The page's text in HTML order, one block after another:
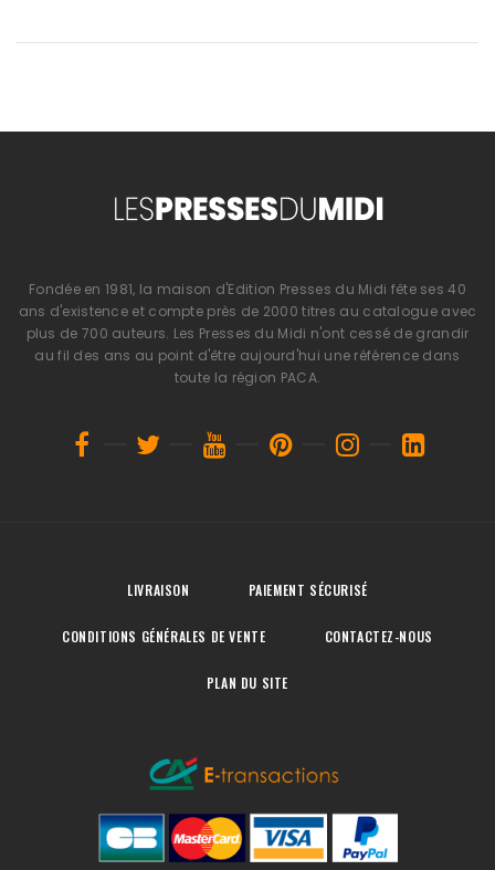
Fondée en 1981, la maison d'Edition Presses du Midi fête ses 40
ans d'existence et compte près de 2000 titres au catalogue avec
plus de 700 auteurs. Les Presses du Midi n'ont cessé de grandir
au fil des ans au point d'être aujourd'hui une référence dans
toute la région PACA.
LIVRAISON PAIEMENT SÉCURISÉ
CONDITIONS GÉNÉRALES DE VENTE CONTACTEZ-NOUS
PLAN DU SITE